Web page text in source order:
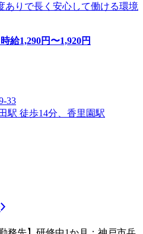
ありで長く安心して働ける環境
時給1,290円〜1,920円
33
駅 徒歩14分、香里園駅